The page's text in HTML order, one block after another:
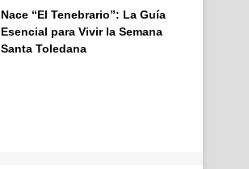
Nace “El Tenebrario”: La Guía
Esencial para Vivir la Semana
Santa Toledana